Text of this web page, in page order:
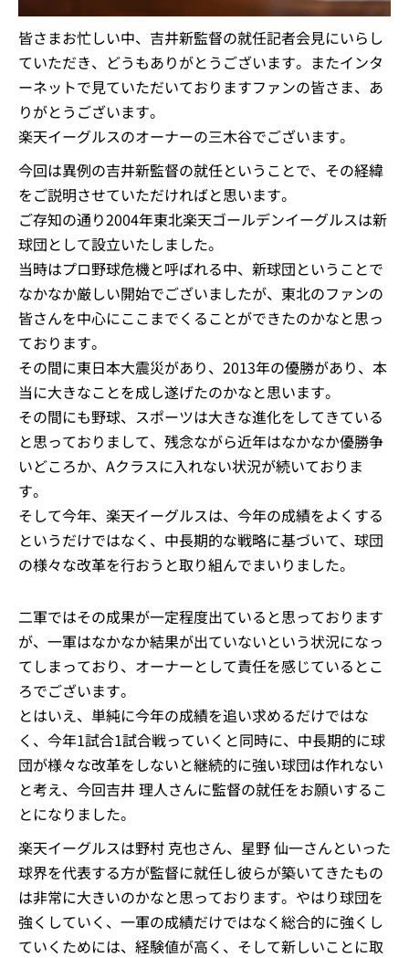
皆さまお忙しい中、吉井新監督の就任記者会見にいらし
ていただき、どうもありがとうございます。またインタ
ーネットで見ていただいておりますファンの皆さま、あ
りがとうございます。
楽天イーグルスのオーナーの三木谷でございます。
今回は異例の吉井新監督の就任ということで、その経緯
をご説明させていただければと思います。
ご存知の通り2004年東北楽天ゴールデンイーグルスは新
球団として設立いたしました。
当時はプロ野球危機と呼ばれる中、新球団ということで
なかなか厳しい開始でございましたが、東北のファンの
皆さんを中心にここまでくることができたのかなと思っ
ております。
その間に東日本大震災があり、2013年の優勝があり、本
当に大きなことを成し遂げたのかなと思います。
その間にも野球、スポーツは大きな進化をしてきている
と思っておりまして、残念ながら近年はなかなか優勝争
いどころか、Aクラスに入れない状況が続いておりま
す。
そして今年、楽天イーグルスは、今年の成績をよくする
というだけではなく、中長期的な戦略に基づいて、球団
の様々な改革を行おうと取り組んでまいりました。
二軍ではその成果が一定程度出ていると思っております
が、一軍はなかなか結果が出ていないという状況になっ
てしまっており、オーナーとして責任を感じているとこ
ろでございます。
とはいえ、単純に今年の成績を追い求めるだけではな
く、今年1試合1試合戦っていくと同時に、中長期的に球
団が様々な改革をしないと継続的に強い球団は作れない
と考え、今回吉井 理人さんに監督の就任をお願いするこ
とになりました。
楽天イーグルスは野村 克也さん、星野 仙一さんといった
球界を代表する方が監督に就任し彼らが築いてきたもの
は非常に大きいのかなと思っております。やはり球団を
強くしていく、一軍の成績だけではなく総合的に強くし
ていくためには、経験値が高く、そして新しいことに取